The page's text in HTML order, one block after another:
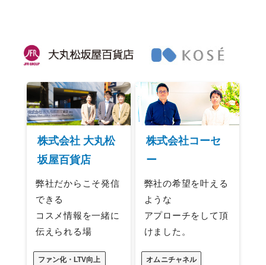
株式会社 大丸松
坂屋百貨店
弊社だからこそ発信
できる
コスメ情報を一緒に
伝えられる場
ファン化・LTV向上
株式会社コーセ
ー
弊社の希望を叶える
ような
アプローチをして頂
けました。
オムニチャネル